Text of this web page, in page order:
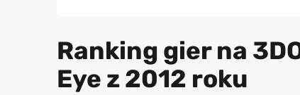
Ranking gier na
Eye z 2012 roku